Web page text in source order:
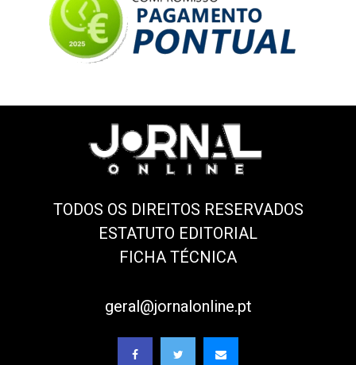
TODOS OS DIREITOS RESERVADOS
ESTATUTO EDITORIAL
FICHA TÉCNICA
geral@jornalonline.pt